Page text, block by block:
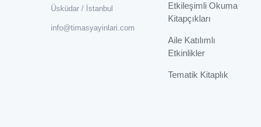
Üsküdar / İstanbul
info@timasyayinlari.com
Etkileşimli Okuma
Kitapçıkları
Aile Katılımlı
Etkinlikler
Tematik Kitaplık